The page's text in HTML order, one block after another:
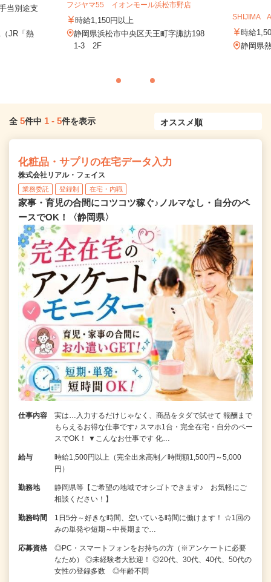
当別途支
JR「熱
フジヤマ55 イオンモール浜松市野店
時給1,150円以上
静岡県浜松市中央区天王町字諏訪198
1-3 2F
SHIJIMA
時給
静岡県
全 5件中 1 - 5件を表示
化粧品・サプリの在宅データ入力
株式会社リアル・フェイス
業務委託 登録制 在宅・内職
家事・育児の合間にコツコツ稼ぐ♪ノルマなし・自分のペ
ースでOK！〈静岡県〉
仕事内容
実は…入力するだけじゃなく、商品をタダで試せて 報酬まで
もらえるお得な仕事です♪ スマホ1台・完全在宅・自分のペー
スでOK！ ▼こんなお仕事です 化…
給与
時給1,500円以上（完全出来高制／時間額1,500円～5,000
円）
勤務地
静岡県等【ご希望の地域でオシゴトできます♪ お気軽にご
相談ください！】
勤務時間
1日5分～好きな時間、空いている時間に働けます！ ☆1回の
みの単発や短期～中長期まで…
応募資格
◎PC・スマートフォンをお持ちの方（※アンケートに必要
なため） ◎未経験者大歓迎！ ◎20代、30代、40代、50代の
女性の登録多数 ◎年齢不問